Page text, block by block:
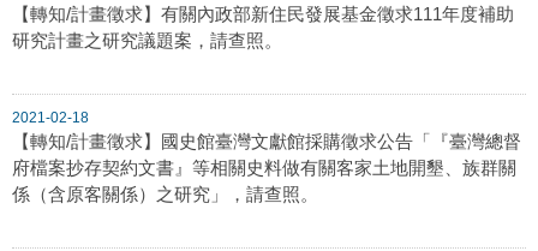
【轉知/計畫徵求】有關內政部新住民發展基金徵求111年度補助
研究計畫之研究議題案，請查照。
2021-02-18
【轉知/計畫徵求】國史館臺灣文獻館採購徵求公告「『臺灣總督
府檔案抄存契約文書』等相關史料做有關客家土地開墾、族群關
係（含原客關係）之研究」，請查照。